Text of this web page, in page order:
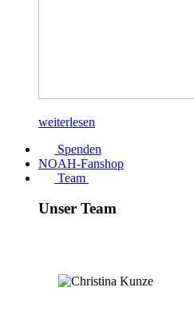
weiterlesen
Spenden
NOAH-Fanshop
Team
Unser Team